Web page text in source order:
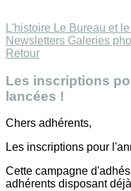
L'histoire
Le Bureau et
Newsletters Galeries
Retour
Les inscriptions
lancées !
Chers adhérents,
Les inscriptions pour
Cette campagne
adhérents disposant